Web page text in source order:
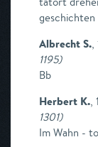
geschichten
Albrecht S.,
1195)
Bb
Herbert K.,
1301)
Im Wahn -